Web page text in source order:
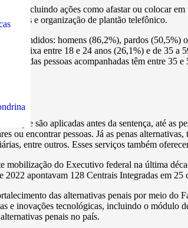
incluindo ações como afastar ou colocar
e organização de plantão telefônico.
atendidos: homens (86,2%), pardos
na faixa entre 18 e 24 anos (26,1%) e de 35
das pessoas acompanhadas têm entre 35 e
que são aplicadas antes da sentença, até
ou encontrar pessoas. Já as penas
entre outros. Esses serviços também
mobilização do Executivo federal na última
apontavam 128 Centrais Integradas em
das alternativas penais por meio do
e inovações tecnológicas, incluindo o
penais no país.